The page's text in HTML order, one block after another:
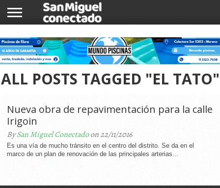
NOTICIAS
COMUNIDAD
COMERCIOS
ALL POSTS TAGGED "EL TATO"
Nueva obra de repavimentación para la calle
Irigoin
BySan Miguel Conectadoon 22/11/2016
Es una vía de mucho tránsito en el centro del distrito. Se da en el
marco de un plan de renovación de las principales arterias...